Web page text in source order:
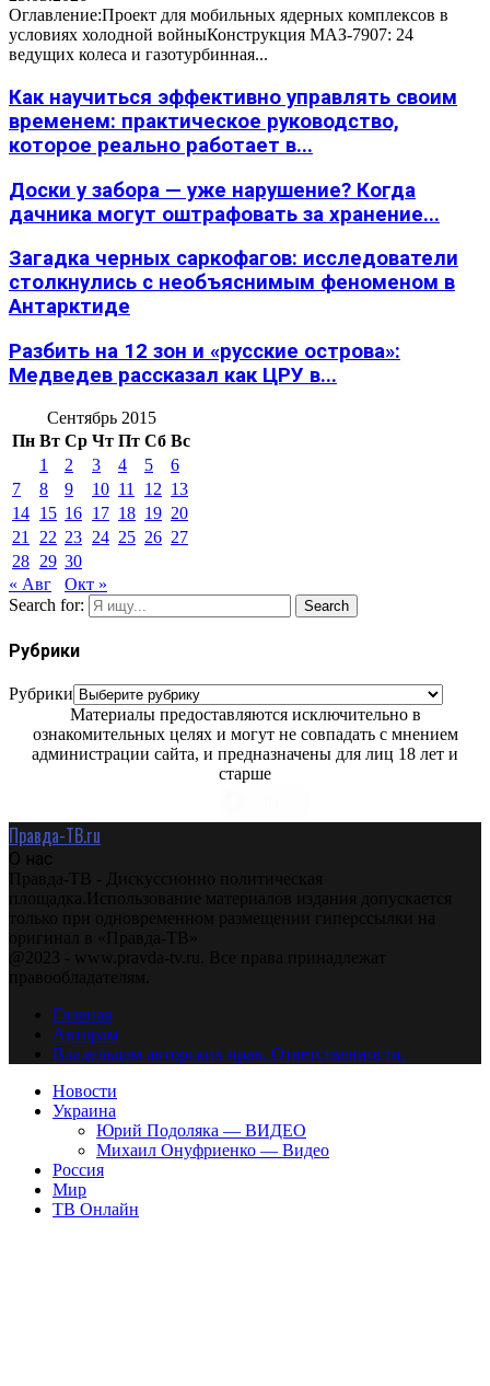
Оглавление:Проект для мобильных ядерных комплексов в
условиях холодной войныКонструкция МАЗ-7907: 24
ведущих колеса и газотурбинная...
Как научиться эффективно управлять своим
временем: практическое руководство,
которое реально работает в...
Доски у забора — уже нарушение? Когда
дачника могут оштрафовать за хранение...
Загадка черных саркофагов: исследователи
столкнулись с необъяснимым феноменом в
Антарктиде
Разбить на 12 зон и «русские острова»:
Медведев рассказал как ЦРУ в...
Сентябрь 2015
Пн Вт Ср Чт Пт Сб Вс
1
2 3 4 5
6
7
8 9 10 11 12 13
14 15 16 17 18 19 20
21
22 23 24 25 26 27
28 29 30
« Авг
Окт »
Search for:
Search
Рубрики
Рубрики
Материалы предоставляются исключительно в
ознакомительных целях и могут не совпадать с мнением
администрации сайта, и предназначены для лиц 18 лет и
старше
Правда-ТВ.ru
О нас
Правда-ТВ - Дискуссионно политическая
площадка.Использование материалов издания допускается
только при одновременном размещении гиперссылки на
оригинал в «Правда-ТВ»
@2023 - www.pravda-tv.ru. Все права принадлежат
правообладателям.
Главная
Авторам
Владельцам авторских прав. Ответственности.
Новости
Украина
Юрий Подоляка — ВИДЕО
Михаил Онуфриенко — Видео
Россия
Мир
ТВ Онлайн